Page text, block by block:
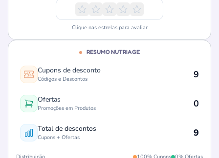
Clique nas estrelas para avaliar
RESUMO NUTRIAGE
Cupons de desconto
Códigos e Descontos 9
Ofertas
Promoções em Produtos 0
Total de descontos
Cupons + Ofertas 9